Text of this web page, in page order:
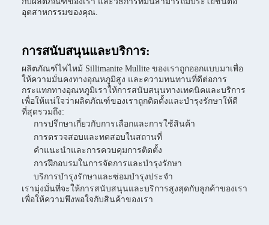
อุตสาหกรรมของคุณ.
การสนับสนุนและบริการ:
ผลิตภัณฑ์ไฟไหม้ Sillimanite Mullite ของเราถูกออกแบบมาเพื่อ
ให้ความมั่นคงทางอุณหภูมิสูง และความทนทานที่ดีต่อการ
กระแทกทางอุณหภูมิเราให้การสนับสนุนทางเทคนิคและบริการ
เพื่อให้แน่ใจว่าผลิตภัณฑ์ของเราถูกติดตั้งและบํารุงรักษาให้ดี
ที่สุดรวมถึง:
การปรึกษาเกี่ยวกับการเลือกและการใช้สินค้า
การตรวจสอบและทดสอบในสถานที่
คําแนะนําและการควบคุมการติดตั้ง
การฝึกอบรมในการจัดการและบํารุงรักษา
บริการบํารุงรักษาและซ่อมบํารุงประจํา
เรามุ่งมั่นที่จะให้การสนับสนุนและบริการสูงสุดกับลูกค้าของเรา
เพื่อให้ความพึงพอใจกับสินค้าของเรา